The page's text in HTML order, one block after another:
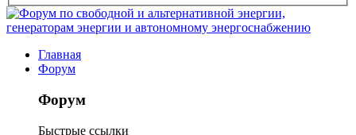
Главная
Форум
Форум
Быстрые ссылки